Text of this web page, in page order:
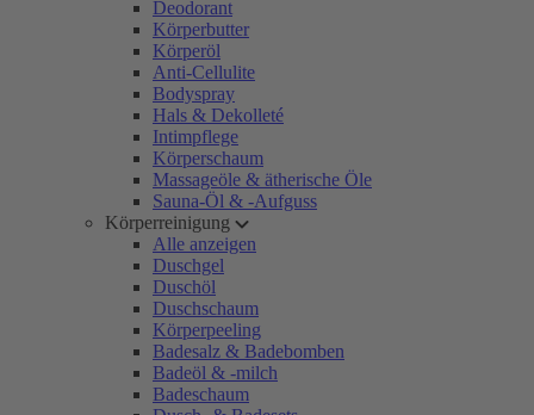
Deodorant
Körperbutter
Körperöl
Anti-Cellulite
Bodyspray
Hals & Dekolleté
Intimpflege
Körperschaum
Massageöle & ätherische Öle
Sauna-Öl & -Aufguss
Körperreinigung
Alle anzeigen
Duschgel
Duschöl
Duschschaum
Körperpeeling
Badesalz & Badebomben
Badeöl & -milch
Badeschaum